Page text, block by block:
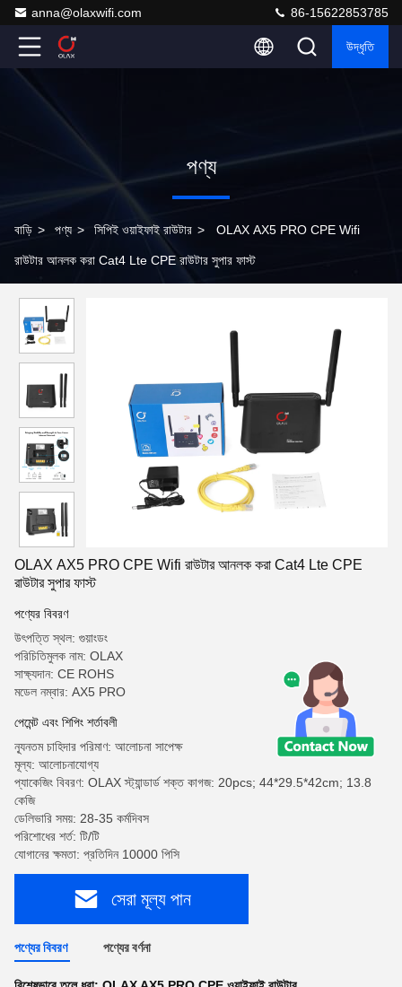
anna@olaxwifi.com 86-15622853785
উদ্ধৃতি
পণ্য
বাড়ি > পণ্য > সিপিই ওয়াইফাই রাউটার > OLAX AX5 PRO CPE Wifi
রাউটার আনলক করা Cat4 Lte CPE রাউটার সুপার ফাস্ট
OLAX AX5 PRO CPE Wifi রাউটার আনলক করা Cat4 Lte CPE
রাউটার সুপার ফাস্ট
পণ্যের বিবরণ
উৎপত্তি স্থল: গুয়াংডং
পরিচিতিমুলক নাম: OLAX
সাক্ষ্যদান: CE ROHS
মডেল নম্বার: AX5 PRO
পেমেন্ট এবং শিপিং শর্তাবলী
ন্যূনতম চাহিদার পরিমাণ: আলোচনা সাপেক্ষ
মূল্য: আলোচনাযোগ্য
প্যাকেজিং বিবরণ: OLAX স্ট্যান্ডার্ড শক্ত কাগজ: 20pcs; 44*29.5*42cm; 13.8
কেজি
ডেলিভারি সময়: 28-35 কর্মদিবস
পরিশোধের শর্ত: টি/টি
যোগানের ক্ষমতা: প্রতিদিন 10000 পিসি
সেরা মূল্য পান
পণ্যের বিবরণ পণ্যের বর্ণনা